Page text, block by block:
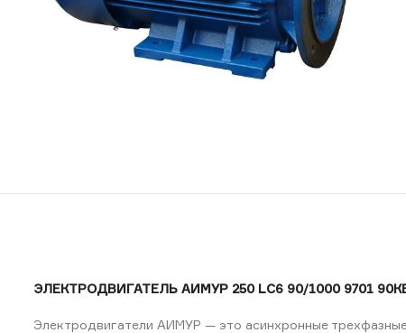
ЭЛЕКТРОДВИГАТЕЛЬ АИМУР 250 LС6 90/1000 9701
Электродвигатели АИМУР — это асинхронные